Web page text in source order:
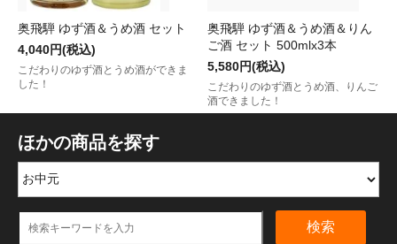
奥飛騨 ゆず酒＆うめ酒 セット
4,040円(税込)
こだわりのゆず酒とうめ酒ができま
した！
奥飛騨 ゆず酒＆うめ酒＆りん
ご酒 セット 500mlx3本
5,580円(税込)
こだわりのゆず酒とうめ酒、りんご
酒できました！
ほかの商品を探す
検索